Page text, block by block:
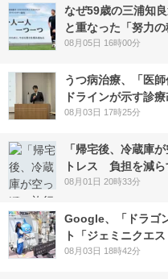
なぜ59歳の三浦知
と重なった「努力の
08月05日 16時00分
うつ病治療、「医
ドラインが示す診
08月03日 17時25分
「帰宅後、冷蔵庫
トレス 負担を減ら
08月01日 20時33分
Google、「ドラゴ
ト「ジェミニクエ
08月03日 18時42分